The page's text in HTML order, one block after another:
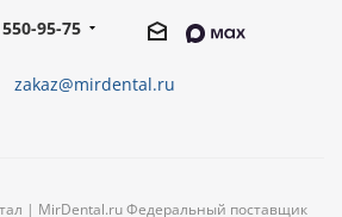
95-75
zakaz@mirdental.ru
| MirDental.ru Федеральный поставщик